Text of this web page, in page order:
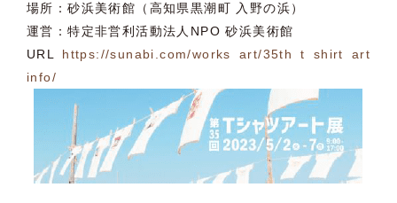
場所：砂浜美術館（高知県黒潮町 入野の浜）
運営：特定非営利活動法人NPO 砂浜美術館
URL https://sunabi.com/works art/35th t shirt art
info/